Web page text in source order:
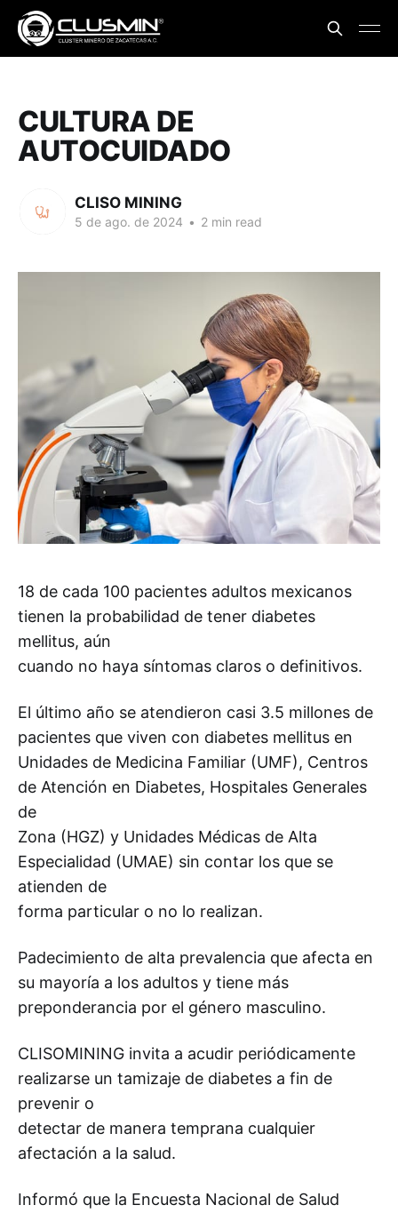
CULTURA DE
AUTOCUIDADO
CLISO MINING
5 de ago. de 2024 • 2 min read
18 de cada 100 pacientes adultos mexicanos
tienen la probabilidad de tener diabetes
mellitus, aún
cuando no haya síntomas claros o definitivos.
El último año se atendieron casi 3.5 millones de
pacientes que viven con diabetes mellitus en
Unidades de Medicina Familiar (UMF), Centros
de Atención en Diabetes, Hospitales Generales
de
Zona (HGZ) y Unidades Médicas de Alta
Especialidad (UMAE) sin contar los que se
atienden de
forma particular o no lo realizan.
Padecimiento de alta prevalencia que afecta en
su mayoría a los adultos y tiene más
preponderancia por el género masculino.
CLISOMINING invita a acudir periódicamente
realizarse un tamizaje de diabetes a fin de
prevenir o
detectar de manera temprana cualquier
afectación a la salud.
Informó que la Encuesta Nacional de Salud